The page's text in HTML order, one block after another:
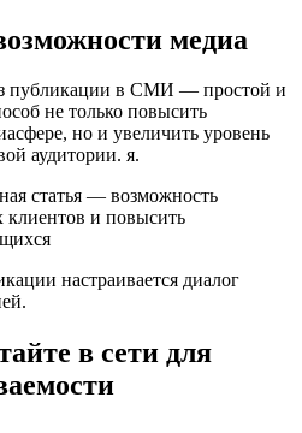
медиа
публикации в СМИ — простой и
не только повысить
но и увеличить уровень
аудитории. я.
статья — возможность
клиентов и повысить
настраивается диалог
в сети для